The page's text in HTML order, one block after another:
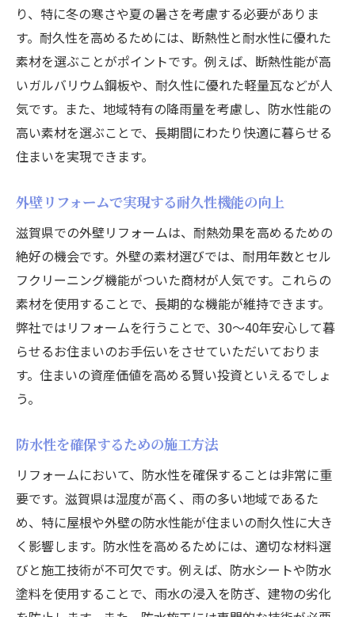
り、特に冬の寒さや夏の暑さを考慮する必要がありま
す。耐久性を高めるためには、断熱性と耐水性に優れた
素材を選ぶことがポイントです。例えば、断熱性能が高
いガルバリウム鋼板や、耐久性に優れた軽量瓦などが人
気です。また、地域特有の降雨量を考慮し、防水性能の
高い素材を選ぶことで、長期間にわたり快適に暮らせる
住まいを実現できます。
外壁リフォームで実現する耐久性機能の向上
滋賀県での外壁リフォームは、耐熱効果を高めるための
絶好の機会です。外壁の素材選びでは、耐用年数とセル
フクリーニング機能がついた商材が人気です。これらの
素材を使用することで、長期的な機能が維持できます。
弊社ではリフォームを行うことで、30～40年安心して暮
らせるお住まいのお手伝いをさせていただいておりま
す。住まいの資産価値を高める賢い投資といえるでしょ
う。
防水性を確保するための施工方法
リフォームにおいて、防水性を確保することは非常に重
要です。滋賀県は湿度が高く、雨の多い地域であるた
め、特に屋根や外壁の防水性能が住まいの耐久性に大き
く影響します。防水性を高めるためには、適切な材料選
びと施工技術が不可欠です。例えば、防水シートや防水
塗料を使用することで、雨水の浸入を防ぎ、建物の劣化